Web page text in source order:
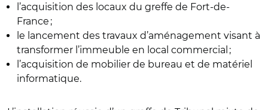
l’acquisition des locaux du greffe de Fort-de-
France ;
le lancement des travaux d’aménagement visant à
transformer l’immeuble en local commercial ;
l’acquisition de mobilier de bureau et de matériel
informatique.